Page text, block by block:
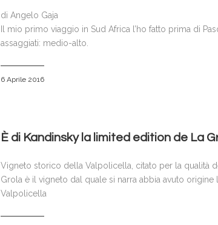
di Angelo Gaja
Il mio primo viaggio in Sud Africa l’ho fatto prima di
assaggiati: medio-alto.
6 Aprile 2016
È di Kandinsky la limited edition de La
Vigneto storico della Valpolicella, citato per la qualità
Grola è il vigneto dal quale si narra abbia avuto origine
Valpolicella